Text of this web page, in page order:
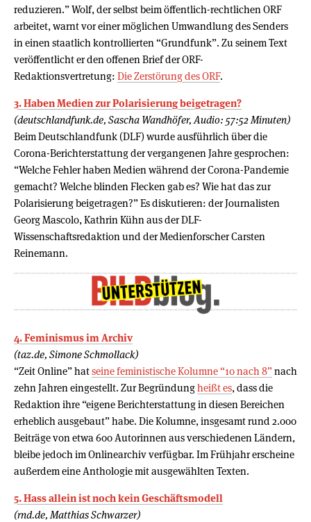
reduzieren.” Wolf, der selbst beim öffentlich-rechtlichen ORF
arbeitet, warnt vor einer möglichen Umwandlung des Senders
in einen staatlich kontrollierten “Grundfunk”. Zu seinem Text
veröffentlicht er den offenen Brief der ORF-
Redaktionsvertretung: Die Zerstörung des ORF.
3. Haben Medien zur Polarisierung beigetragen?
(deutschlandfunk.de, Sascha Wandhöfer, Audio: 57:52 Minuten)
Beim Deutschlandfunk (DLF) wurde ausführlich über die
Corona-Berichterstattung der vergangenen Jahre gesprochen:
“Welche Fehler haben Medien während der Corona-Pandemie
gemacht? Welche blinden Flecken gab es? Wie hat das zur
Polarisierung beigetragen?” Es diskutieren: der Journalisten
Georg Mascolo, Kathrin Kühn aus der DLF-
Wissenschaftsredaktion und der Medienforscher Carsten
Reinemann.
4. Feminismus im Archiv
(taz.de, Simone Schmollack)
“Zeit Online” hatseine feministische Kolumne “10 nach 8”nach
zehn Jahren eingestellt. Zur Begründungheißt es, dass die
Redaktion ihre “eigene Berichterstattung in diesen Bereichen
erheblich ausgebaut” habe. Die Kolumne, insgesamt rund 2.000
Beiträge von etwa 600 Autorinnen aus verschiedenen Ländern,
bleibe jedoch im Onlinearchiv verfügbar. Im Frühjahr erscheine
außerdem eine Anthologie mit ausgewählten Texten.
5. Hass allein ist noch kein Geschäftsmodell
(rnd.de, Matthias Schwarzer)